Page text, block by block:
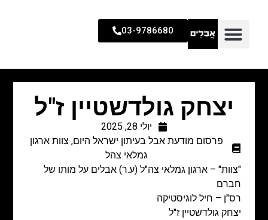
03-9786680
יצחק גולדשטיין ז"ל
יולי 28, 2025
פרסום מודעת אבל בעיתון ישראל היום, צוות ארגון
גמלאי צהל
"צוות" – ארגון גמלאי צה"ל (ע.ר) אבלים על מותו של
חברם
רס"ן – חיל לוגיסטיקה
יצחק גולדשטיין ז"ל